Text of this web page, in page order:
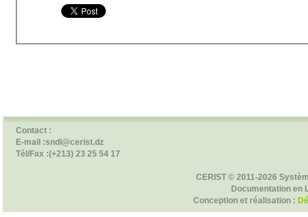
Contact :
E-mail :sndl@cerist.dz
Tél/Fax :(+213) 23 25 54 17
CERIST © 2011-2026
Documentation en
Conception et réalisation :